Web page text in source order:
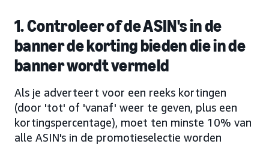
1. Controleer of de ASIN's in de
banner de korting bieden die in de
banner wordt vermeld
Als je adverteert voor een reeks kortingen
(door 'tot' of 'vanaf' weer te geven, plus een
kortingspercentage), moet ten minste 10% van
alle ASIN's in de promotieselectie worden